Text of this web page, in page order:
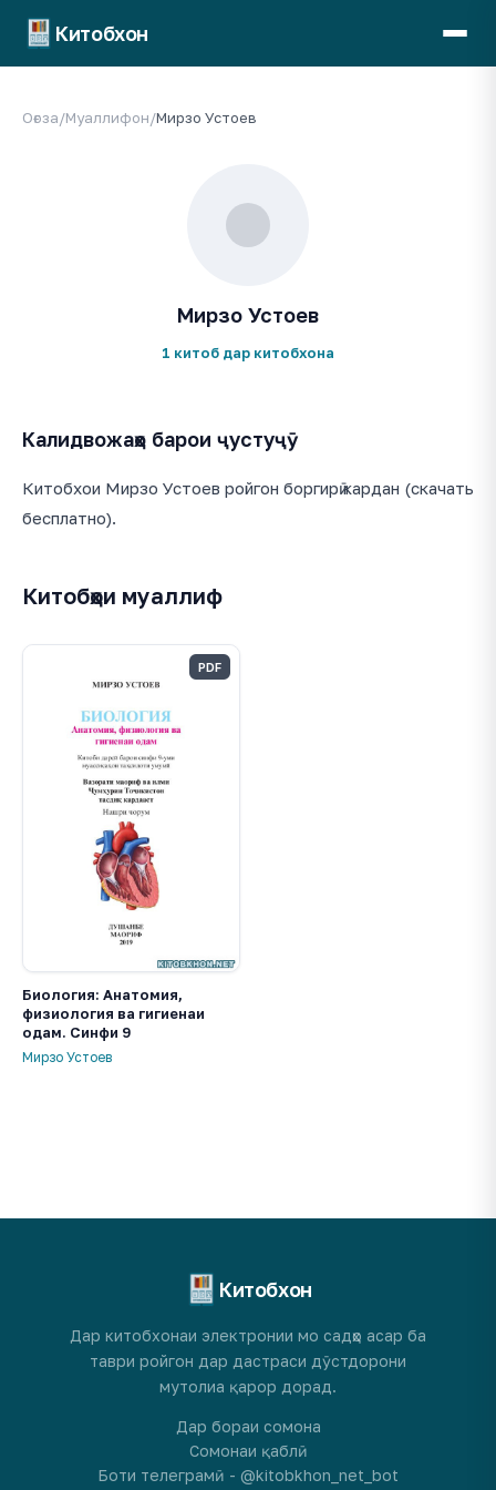
Китобхон
Оғоза/Муаллифон/Мирзо Устоев
Мирзо Устоев
1 китоб дар китобхона
Калидвожаҳо барои ҷустуҷӯ
Китобхои Мирзо Устоев ройгон боргирӣ кардан (скачать
бесплатно).
Китобҳои муаллиф
PDF
Биология: Анатомия,
физиология ва гигиенаи
одам. Синфи 9
Мирзо Устоев
Китобхон
Дар китобхонаи электронии мо садҳо асар ба
таври ройгон дар дастраси дӯстдорони
мутолиа қарор дорад.
Дар бораи сомона
Сомонаи қаблӣ
Боти телеграмӣ - @kitobkhon_net_bot